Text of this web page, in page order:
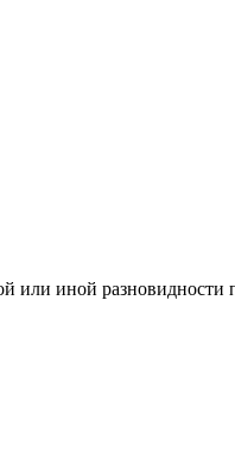
или иной разновидности